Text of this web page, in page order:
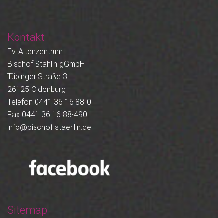
Kontakt
Ev. Altenzentrum
Bischof Stählin gGmbH
Tübinger Straße 3
26125 Oldenburg
Telefon 0441 36 16 88-0
Fax 0441 36 16 88-490
info@bischof-staehlin.de
Sitemap